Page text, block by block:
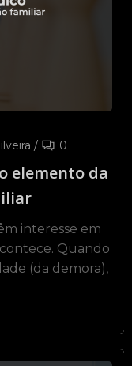
/ 0
elemento da
interesse em
Quando
(da demora),